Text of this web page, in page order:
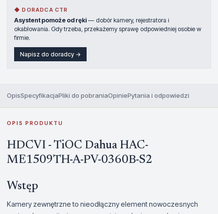
◆ DORADCA CTR
Asystent pomoże od ręki — dobór kamery, rejestratora i
okablowania. Gdy trzeba, przekażemy sprawę odpowiedniej osobie w
firmie.
Napisz do doradcy →
OpisSpecyfikacjaPliki do pobraniaOpiniePytania i odpowiedzi
OPIS PRODUKTU
HDCVI - TiOC Dahua HAC-
ME1509TH-A-PV-0360B-S2
Wstęp
Kamery zewnętrzne to nieodłączny element nowoczesnych